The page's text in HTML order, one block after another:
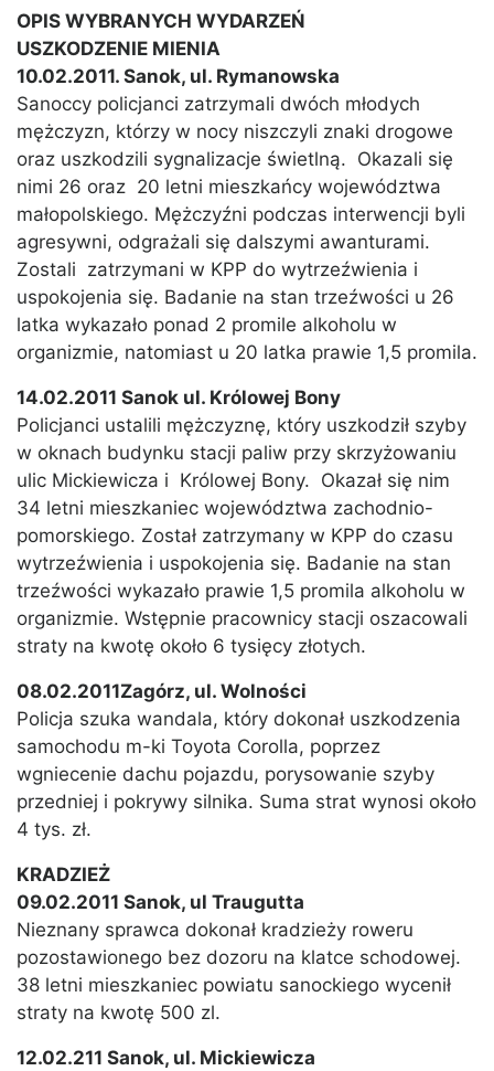
OPIS WYBRANYCH WYDARZEŃ
USZKODZENIE MIENIA
10.02.2011. Sanok, ul. Rymanowska
Sanoccy policjanci zatrzymali dwóch młodych
mężczyzn, którzy w nocy niszczyli znaki drogowe
oraz uszkodzili sygnalizacje świetlną. Okazali się
nimi 26 oraz 20 letni mieszkańcy województwa
małopolskiego. Mężczyźni podczas interwencji byli
agresywni, odgrażali się dalszymi awanturami.
Zostali zatrzymani w KPP do wytrzeźwienia i
uspokojenia się. Badanie na stan trzeźwości u 26
latka wykazało ponad 2 promile alkoholu w
organizmie, natomiast u 20 latka prawie 1,5 promila.
14.02.2011 Sanok ul. Królowej Bony
Policjanci ustalili mężczyznę, który uszkodził szyby
w oknach budynku stacji paliw przy skrzyżowaniu
ulic Mickiewicza i Królowej Bony. Okazał się nim
34 letni mieszkaniec województwa zachodnio-
pomorskiego. Został zatrzymany w KPP do czasu
wytrzeźwienia i uspokojenia się. Badanie na stan
trzeźwości wykazało prawie 1,5 promila alkoholu w
organizmie. Wstępnie pracownicy stacji oszacowali
straty na kwotę około 6 tysięcy złotych.
08.02.2011Zagórz, ul. Wolności
Policja szuka wandala, który dokonał uszkodzenia
samochodu m-ki Toyota Corolla, poprzez
wgniecenie dachu pojazdu, porysowanie szyby
przedniej i pokrywy silnika. Suma strat wynosi około
4 tys. zł.
KRADZIEŻ
09.02.2011 Sanok, ul Traugutta
Nieznany sprawca dokonał kradzieży roweru
pozostawionego bez dozoru na klatce schodowej.
38 letni mieszkaniec powiatu sanockiego wycenił
straty na kwotę 500 zl.
12.02.211 Sanok, ul. Mickiewicza